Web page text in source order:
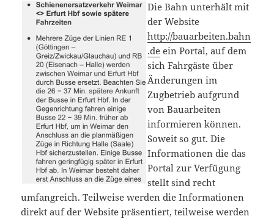
Die Bahn unterhält mit
der Website
http://bauarbeiten.bahn
.de ein Portal, auf dem
sich Fahrgäste über
Änderungen im
Zugbetrieb aufgrund
von Bauarbeiten
informieren können.
Soweit so gut. Die
Informationen die das
Portal zur Verfügung
stellt sind recht
umfangreich. Teilweise werden die Informationen
direkt auf der Website präsentiert, teilweise werden